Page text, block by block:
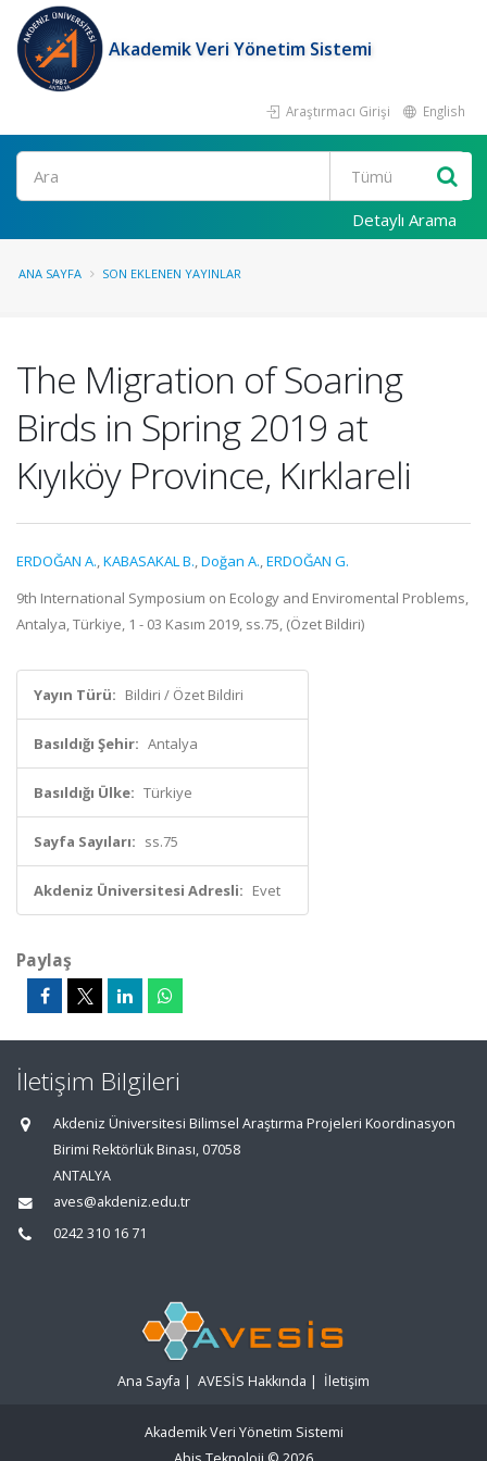
Akademik Veri Yönetim Sistemi
Araştırmacı Girişi English
Ara
Detaylı Arama
ANA SAYFA SON EKLENEN YAYINLAR
The Migration of Soaring
Birds in Spring 2019 at
Kıyıköy Province, Kırklareli
ERDOĞAN A.,KABASAKAL B.,Doğan A.,ERDOĞAN G.
9th International Symposium on Ecology and Enviromental Problems,
Antalya, Türkiye, 1 - 03 Kasım 2019, ss.75, (Özet Bildiri)
Yayın Türü: Bildiri / Özet Bildiri
Basıldığı Şehir: Antalya
Basıldığı Ülke: Türkiye
Sayfa Sayıları: ss.75
Akdeniz Üniversitesi Adresli: Evet
Paylaş
İletişim Bilgileri
Akdeniz Üniversitesi Bilimsel Araştırma Projeleri Koordinasyon
Birimi Rektörlük Binası, 07058
ANTALYA
aves@akdeniz.edu.tr
0242 310 16 71
Ana Sayfa | AVESİS Hakkında | İletişim
Akademik Veri Yönetim Sistemi